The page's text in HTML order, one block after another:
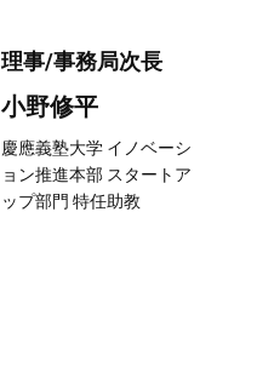
理事/事務局次長
小野修平
慶應義塾大学 イノベーシ
ョン推進本部 スタートア
ップ部門 特任助教